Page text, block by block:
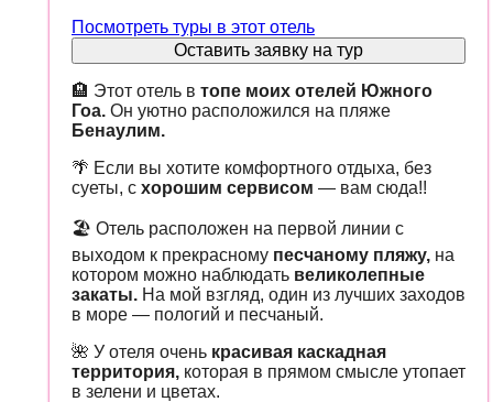
Посмотреть туры в этот отель
Оставить заявку на тур
🏨 Этот отель в топе моих отелей Южного
Гоа. Он уютно расположился на пляже
Бенаулим.
🌴 Если вы хотите комфортного отдыха, без
суеты, с хорошим сервисом — вам сюда!!
🏖️ Отель расположен на первой линии с
выходом к прекрасному песчаному пляжу, на
котором можно наблюдать великолепные
закаты. На мой взгляд, один из лучших заходов
в море — пологий и песчаный.
🌺 У отеля очень красивая каскадная
территория, которая в прямом смысле утопает
в зелени и цветах.